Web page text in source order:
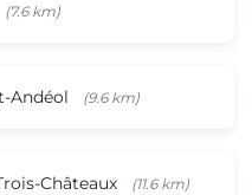
(7.6 km)
Andéol (9.6 km)
Châteaux (11.6 km)